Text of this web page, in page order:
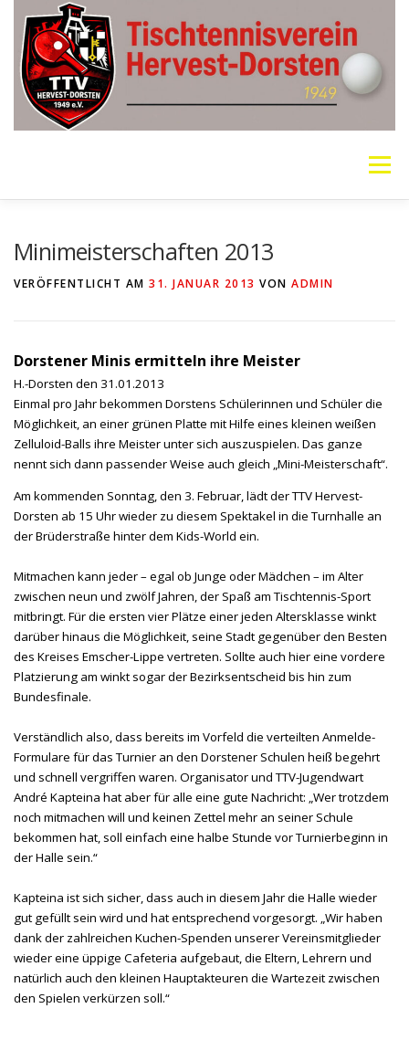
Inhalt
springen
Menü
SOCIAL MEDIA TT-NEWS WER SPIELT HEUTE?
Minimeisterschaften 2013
VERÖFFENTLICHT AM 31. JANUAR 2013 VON ADMIN
Dorstener Minis ermitteln ihre Meister
H.-Dorsten den 31.01.2013
Einmal pro Jahr bekommen Dorstens Schülerinnen und Schüler die
Möglichkeit, an einer grünen Platte mit Hilfe eines kleinen weißen
Zelluloid-Balls ihre Meister unter sich auszuspielen. Das ganze
nennt sich dann passender Weise auch gleich „Mini-Meisterschaft“.
Am kommenden Sonntag, den 3. Februar, lädt der TTV Hervest-
Dorsten ab 15 Uhr wieder zu diesem Spektakel in die Turnhalle an
der Brüderstraße hinter dem Kids-World ein.
Mitmachen kann jeder – egal ob Junge oder Mädchen – im Alter
zwischen neun und zwölf Jahren, der Spaß am Tischtennis-Sport
mitbringt. Für die ersten vier Plätze einer jeden Altersklasse winkt
darüber hinaus die Möglichkeit, seine Stadt gegenüber den Besten
des Kreises Emscher-Lippe vertreten. Sollte auch hier eine vordere
Platzierung am winkt sogar der Bezirksentscheid bis hin zum
Bundesfinale.
Verständlich also, dass bereits im Vorfeld die verteilten Anmelde-
Formulare für das Turnier an den Dorstener Schulen heiß begehrt
und schnell vergriffen waren. Organisator und TTV-Jugendwart
André Kapteina hat aber für alle eine gute Nachricht: „Wer trotzdem
noch mitmachen will und keinen Zettel mehr an seiner Schule
bekommen hat, soll einfach eine halbe Stunde vor Turnierbeginn in
der Halle sein.“
Kapteina ist sich sicher, dass auch in diesem Jahr die Halle wieder
gut gefüllt sein wird und hat entsprechend vorgesorgt. „Wir haben
dank der zahlreichen Kuchen-Spenden unserer Vereinsmitglieder
wieder eine üppige Cafeteria aufgebaut, die Eltern, Lehrern und
natürlich auch den kleinen Hauptakteuren die Wartezeit zwischen
den Spielen verkürzen soll.“